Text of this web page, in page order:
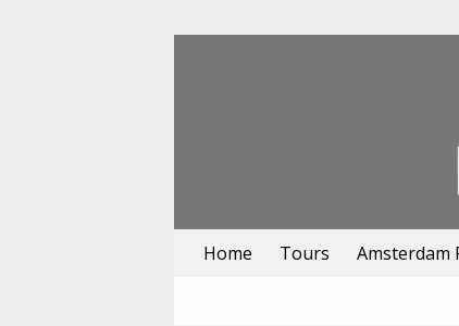
Home Tours Amsterdam